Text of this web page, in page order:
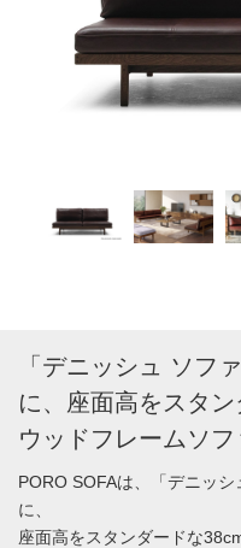
「デニッシュ ソフ
に、座面高をスタ
ウッドフレームソフ
PORO SOFAは、「デニッ
に、
座面高をスタンダードな